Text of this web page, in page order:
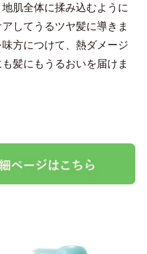
地肌全体に揉み込むように
してうるツヤ髪に導きま
方につけて、熱ダメージ
髪にもうるおいを届けま